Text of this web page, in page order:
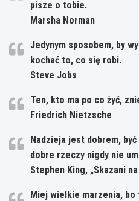
pisze o tobie.
Marsha Norman
Jedynym sposobem, by
kochać to, co się robi.
Steve Jobs
Ten, kto ma po co żyć,
Friedrich Nietzsche
Nadzieja jest dobrem,
dobre rzeczy nigdy nie
Stephen King, „Skazani
Miej wielkie marzenia,